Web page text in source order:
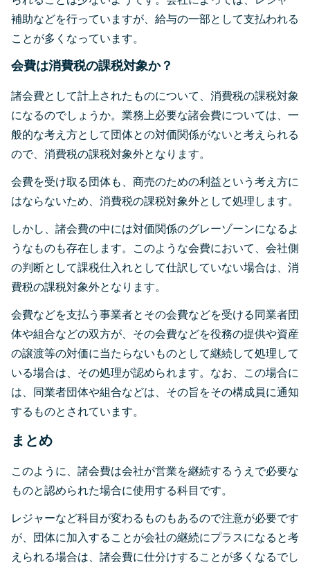
補助などを行っていますが、給与の一部として支払われる
ことが多くなっています。
会費は消費税の課税対象か？
諸会費として計上されたものについて、消費税の課税対象
になるのでしょうか。業務上必要な諸会費については、一
般的な考え方として団体との対価関係がないと考えられる
ので、消費税の課税対象外となります。
会費を受け取る団体も、商売のための利益という考え方に
はならないため、消費税の課税対象外として処理します。
しかし、諸会費の中には対価関係のグレーゾーンになるよ
うなものも存在します。このような会費において、会社側
の判断として課税仕入れとして仕訳していない場合は、消
費税の課税対象外となります。
会費などを支払う事業者とその会費などを受ける同業者団
体や組合などの双方が、その会費などを役務の提供や資産
の譲渡等の対価に当たらないものとして継続して処理して
いる場合は、その処理が認められます。なお、この場合に
は、同業者団体や組合などは、その旨をその構成員に通知
するものとされています。
まとめ
このように、諸会費は会社が営業を継続するうえで必要な
ものと認められた場合に使用する科目です。
レジャーなど科目が変わるものもあるので注意が必要です
が、団体に加入することが会社の継続にプラスになると考
えられる場合は、諸会費に仕分けすることが多くなるでし